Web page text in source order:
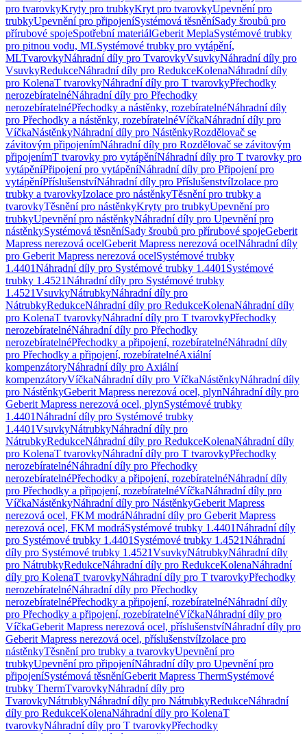
pro tvarovkyKryty pro trubkyKryt pro tvarovkyUpevnění pro
trubkyUpevnění pro připojeníSystémová těsněníSady šroubů pro
přírubové spojeSpotřební materiálGeberit MeplaSystémové trubky
pro pitnou vodu, MLSystémové trubky pro vytápění,
MLTvarovkyNáhradní díly pro TvarovkyVsuvkyNáhradní díly pro
VsuvkyRedukceNáhradní díly pro RedukceKolenaNáhradní díly
pro KolenaT tvarovkyNáhradní díly pro T tvarovkyPřechodky
nerozebíratelnéNáhradní díly pro Přechodky
nerozebíratelnéPřechodky a nástěnky, rozebíratelnéNáhradní díly
pro Přechodky a nástěnky, rozebíratelnéVíčkaNáhradní díly pro
VíčkaNástěnkyNáhradní díly pro NástěnkyRozdělovač se
závitovým připojenímNáhradní díly pro Rozdělovač se závitovým
připojenímT tvarovky pro vytápěníNáhradní díly pro T tvarovky pro
vytápěníPřipojení pro vytápěníNáhradní díly pro Připojení pro
vytápěníPříslušenstvíNáhradní díly pro PříslušenstvíIzolace pro
trubky a tvarovkyIzolace pro nástěnkyTěsnění pro trubky a
tvarovkyTěsnění pro nástěnkyKryty pro trubkyUpevnění pro
trubkyUpevnění pro nástěnkyNáhradní díly pro Upevnění pro
nástěnkySystémová těsněníSady šroubů pro přírubové spojeGeberit
Mapress nerezová ocelGeberit Mapress nerezová ocelNáhradní díly
pro Geberit Mapress nerezová ocelSystémové trubky
1.4401Náhradní díly pro Systémové trubky 1.4401 Systémové
trubky 1.4521Náhradní díly pro Systémové trubky
1.4521VsuvkyNátrubkyNáhradní díly pro
NátrubkyRedukceNáhradní díly pro RedukceKolenaNáhradní díly
pro KolenaT tvarovkyNáhradní díly pro T tvarovkyPřechodky
nerozebíratelnéNáhradní díly pro Přechodky
nerozebíratelnéPřechodky a připojení, rozebíratelnéNáhradní díly
pro Přechodky a připojení, rozebíratelnéAxiální
kompenzátoryNáhradní díly pro Axiální
kompenzátoryVíčkaNáhradní díly pro VíčkaNástěnkyNáhradní díly
pro NástěnkyGeberit Mapress nerezová ocel, plynNáhradní díly pro
Geberit Mapress nerezová ocel, plynSystémové trubky
1.4401Náhradní díly pro Systémové trubky
1.4401VsuvkyNátrubkyNáhradní díly pro
NátrubkyRedukceNáhradní díly pro RedukceKolenaNáhradní díly
pro KolenaT tvarovkyNáhradní díly pro T tvarovkyPřechodky
nerozebíratelnéNáhradní díly pro Přechodky
nerozebíratelnéPřechodky a připojení, rozebíratelnéNáhradní díly
pro Přechodky a připojení, rozebíratelnéVíčkaNáhradní díly pro
VíčkaNástěnkyNáhradní díly pro NástěnkyGeberit Mapress
nerezová ocel, FKM modráNáhradní díly pro Geberit Mapress
nerezová ocel, FKM modráSystémové trubky 1.4401Náhradní díly
pro Systémové trubky 1.4401 Systémové trubky 1.4521Náhradní
díly pro Systémové trubky 1.4521VsuvkyNátrubkyNáhradní díly
pro NátrubkyRedukceNáhradní díly pro RedukceKolenaNáhradní
díly pro KolenaT tvarovkyNáhradní díly pro T tvarovkyPřechodky
nerozebíratelnéNáhradní díly pro Přechodky
nerozebíratelnéPřechodky a připojení, rozebíratelnéNáhradní díly
pro Přechodky a připojení, rozebíratelnéVíčkaNáhradní díly pro
VíčkaGeberit Mapress nerezová ocel, příslušenstvíNáhradní díly pro
Geberit Mapress nerezová ocel, příslušenstvíIzolace pro
nástěnkyTěsnění pro trubky a tvarovkyUpevnění pro
trubkyUpevnění pro připojeníNáhradní díly pro Upevnění pro
připojeníSystémová těsněníGeberit Mapress ThermSystémové
trubky ThermTvarovkyNáhradní díly pro
TvarovkyNátrubkyNáhradní díly pro NátrubkyRedukceNáhradní
díly pro RedukceKolenaNáhradní díly pro KolenaT
tvarovkyNáhradní díly pro T tvarovkyPřechodky